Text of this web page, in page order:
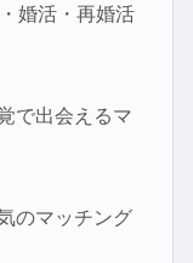
婚活・再婚活
で出会えるマ
のマッチング